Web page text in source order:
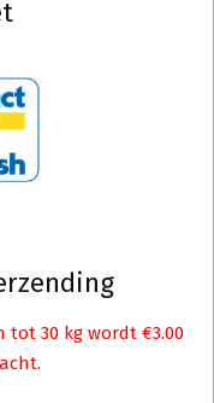
tot 30 kg wordt €3.00